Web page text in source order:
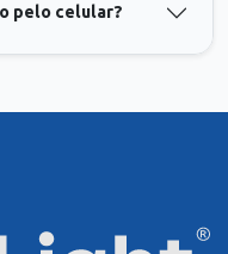
pelo celular?